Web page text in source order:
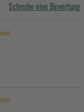
Schreibe eine Bewertung